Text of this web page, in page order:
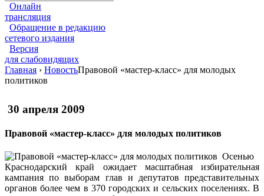
Онлайн
трансляция
Обращение в редакцию
сетевого издания
Версия
для слабовидящих
Главная › НовостьПравовой «мастер-класс» для молодых
политиков
30 апреля 2009
Правовой «мастер-класс» для молодых политиков
Осенью
Краснодарский край ожидает масштабная избирательная
кампания по выборам глав и депутатов представительных
органов более чем в 370 городских и сельских поселениях. В